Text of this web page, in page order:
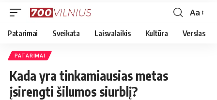
Font
Resizer
Aa
Patarimai Sveikata Laisvalaikis Kultūra Verslas
PATARIMAI
Kada yra tinkamiausias metas
įsirengti šilumos siurblį?